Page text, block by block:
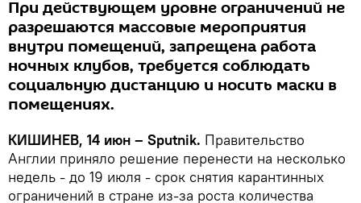
При действующем уровне ограничений не
разрешаются массовые мероприятия
внутри помещений, запрещена работа
ночных клубов, требуется соблюдать
социальную дистанцию и носить маски в
помещениях.
КИШИНЕВ, 14 июн – Sputnik. Правительство
Англии приняло решение перенести на несколько
недель - до 19 июля - срок снятия карантинных
ограничений в стране из-за роста количества